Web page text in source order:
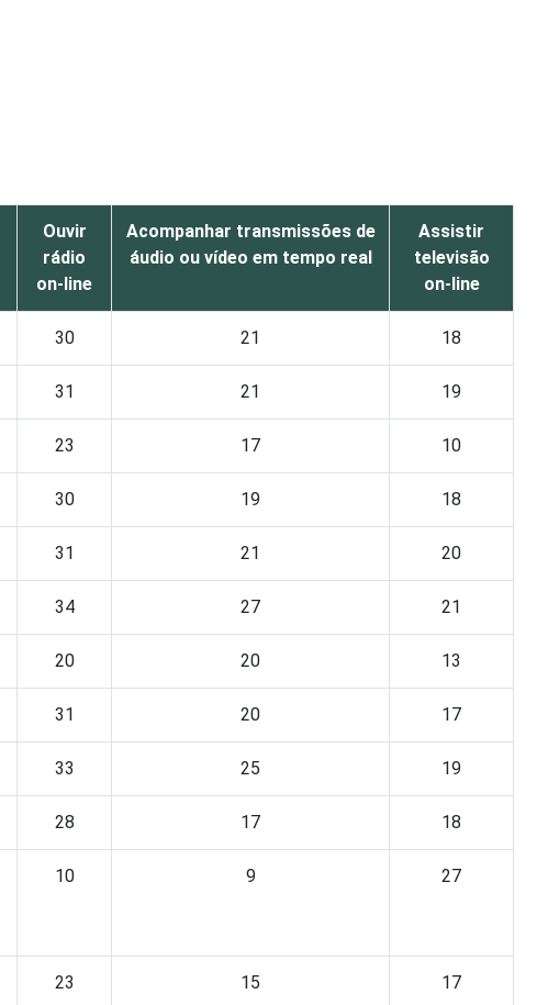
Ouvir
rádio
on-line
Acompanhar transmissões de
áudio ou vídeo em tempo real
Assistir
televisão
on-line
30 21 18
31 21 19
23 17 10
30 19 18
31 21 20
34 27 21
20 20 13
31 20 17
33 25 19
28 17 18
10 9 27
23 15 17